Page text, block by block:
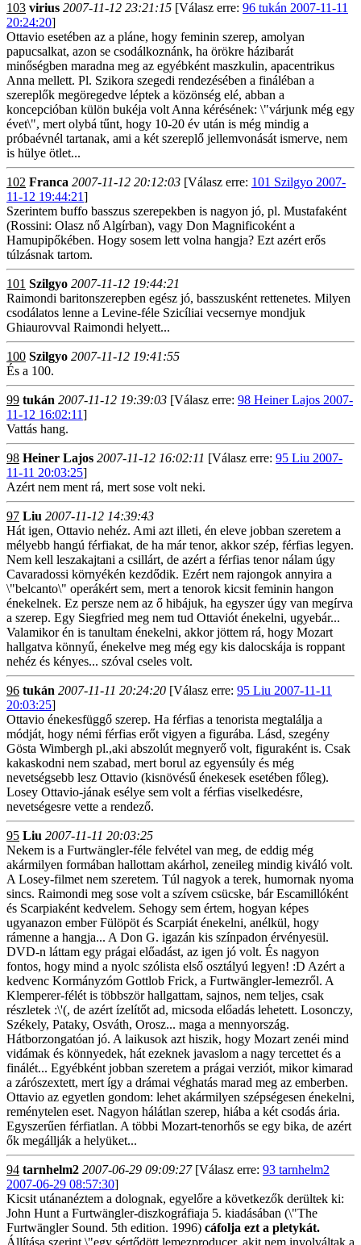
103 virius 2007-11-12 23:21:15 [Válasz erre: 96 tukán 2007-11-11
20:24:20]
Ottavio esetében az a pláne, hogy feminin szerep, amolyan
papucsalkat, azon se csodálkoznánk, ha örökre házibarát
minőségben maradna meg az egyébként maszkulin, apacentrikus
Anna mellett. Pl. Szikora szegedi rendezésében a fináléban a
szereplők megöregedve léptek a közönség elé, abban a
koncepcióban külön bukéja volt Anna kérésének: \"várjunk még egy
évet\", mert olybá tűnt, hogy 10-20 év után is még mindig a
próbaévnél tartanak, ami a két szereplő jellemvonását ismerve, nem
is hülye ötlet...
102 Franca 2007-11-12 20:12:03 [Válasz erre: 101 Szilgyo 2007-
11-12 19:44:21]
Szerintem buffo basszus szerepekben is nagyon jó, pl. Mustafaként
(Rossini: Olasz nő Algírban), vagy Don Magnificoként a
Hamupipőkében. Hogy sosem lett volna hangja? Ezt azért erős
túlzásnak tartom.
101 Szilgyo 2007-11-12 19:44:21
Raimondi baritonszerepben egész jó, basszusként rettenetes. Milyen
csodálatos lenne a Levine-féle Szicíliai vecsernye mondjuk
Ghiaurovval Raimondi helyett...
100 Szilgyo 2007-11-12 19:41:55
És a 100.
99 tukán 2007-11-12 19:39:03 [Válasz erre: 98 Heiner Lajos 2007-
11-12 16:02:11]
Vattás hang.
98 Heiner Lajos 2007-11-12 16:02:11 [Válasz erre: 95 Liu 2007-
11-11 20:03:25]
Azért nem ment rá, mert sose volt neki.
97 Liu 2007-11-12 14:39:43
Hát igen, Ottavio nehéz. Ami azt illeti, én eleve jobban szeretem a
mélyebb hangú férfiakat, de ha már tenor, akkor szép, férfias legyen.
Nem kell leszakajtani a csillárt, de azért a férfias tenor nálam úgy
Cavaradossi környékén kezdődik. Ezért nem rajongok annyira a
\"belcanto\" operákért sem, mert a tenorok kicsit feminin hangon
énekelnek. Ez persze nem az ő hibájuk, ha egyszer úgy van megírva
a szerep. Egy Siegfried meg nem tud Ottaviót énekelni, ugyebár...
Valamikor én is tanultam énekelni, akkor jöttem rá, hogy Mozart
hallgatva könnyű, énekelve meg még egy kis dalocskája is roppant
nehéz és kényes... szóval cseles volt.
96 tukán 2007-11-11 20:24:20 [Válasz erre: 95 Liu 2007-11-11
20:03:25]
Ottavio énekesfüggő szerep. Ha férfias a tenorista megtalálja a
módját, hogy némi férfias erőt vigyen a figurába. Lásd, szegény
Gösta Wimbergh pl.,aki abszolút megnyerő volt, figuraként is. Csak
kakaskodni nem szabad, mert borul az egyensúly és még
nevetségsebb lesz Ottavio (kisnövésű énekesek esetében főleg).
Losey Ottavio-jának esélye sem volt a férfias viselkedésre,
nevetségesre vette a rendező.
95 Liu 2007-11-11 20:03:25
Nekem is a Furtwängler-féle felvétel van meg, de eddig még
akármilyen formában hallottam akárhol, zeneileg mindig kiváló volt.
A Losey-filmet nem szeretem. Túl nagyok a terek, humornak nyoma
sincs. Raimondi meg sose volt a szívem csücske, bár Escamillóként
és Scarpiaként kedvelem. Sehogy sem értem, hogyan képes
ugyanazon ember Fülöpöt és Scarpiát énekelni, anélkül, hogy
rámenne a hangja... A Don G. igazán kis színpadon érvényesül.
DVD-n láttam egy prágai előadást, az igen jó volt. És nagyon
fontos, hogy mind a nyolc szólista első osztályú legyen! :D Azért a
kedvenc Kormányzóm Gottlob Frick, a Furtwängler-lemezről. A
Klemperer-félét is többször hallgattam, sajnos, nem teljes, csak
részletek :\'(, de azért ízelítőt ad, micsoda előadás lehetett. Losonczy,
Székely, Pataky, Osváth, Orosz... maga a mennyország.
Hátborzongatóan jó. A laikusok azt hiszik, hogy Mozart zenéi mind
vidámak és könnyedek, hát ezeknek javaslom a nagy tercettet és a
finálét... Egyébként jobban szeretem a prágai verziót, mikor kimarad
a zárószextett, mert így a drámai véghatás marad meg az emberben.
Ottavio az egyetlen gondom: lehet akármilyen szépségesen énekelni,
reménytelen eset. Nagyon hálátlan szerep, hiába a két csodás ária.
Egyszerűen férfiatlan. A többi Mozart-tenorhős se egy bika, de azért
ők megállják a helyüket...
94 tarnhelm2 2007-06-29 09:09:27[Válasz erre: 93 tarnhelm2
2007-06-29 08:57:30]
Kicsit utánanéztem a dolognak, egyelőre a következők derültek ki:
John Hunt a Furtwängler-diszkográfiaja 5. kiadásában (\"The
Furtwängler Sound. 5th edition. 1996) cáfolja ezt a pletykát.
Állítása szerint \"egy sértődött lemezproducer, akit nem involváltak a